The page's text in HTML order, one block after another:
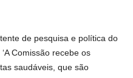
de pesquisa e política do
Comissão recebe os
saudáveis, que são